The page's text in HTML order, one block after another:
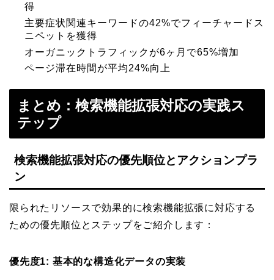
得
主要症状関連キーワードの42%でフィーチャードス
ニペットを獲得
オーガニックトラフィックが6ヶ月で65%増加
ページ滞在時間が平均24%向上
まとめ：検索機能拡張対応の実践ス
テップ
検索機能拡張対応の優先順位とアクションプラ
ン
限られたリソースで効果的に検索機能拡張に対応する
ための優先順位とステップをご紹介します：
優先度1: 基本的な構造化データの実装